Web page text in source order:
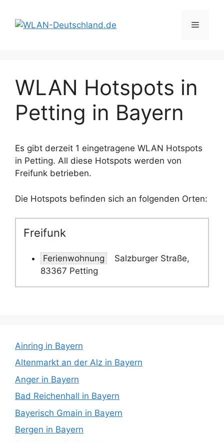
Inhalt
springen
Menü
WLAN Hotspots in
Petting in Bayern
Es gibt derzeit 1 eingetragene WLAN Hotspots
in Petting. All diese Hotspots werden von
Freifunk betrieben.
Die Hotspots befinden sich an folgenden Orten:
Freifunk
Ferienwohnung
Salzburger Straße,
83367 Petting
Ainring in Bayern
Altenmarkt an der Alz in Bayern
Anger in Bayern
Bad Reichenhall in Bayern
Bayerisch Gmain in Bayern
Bergen in Bayern